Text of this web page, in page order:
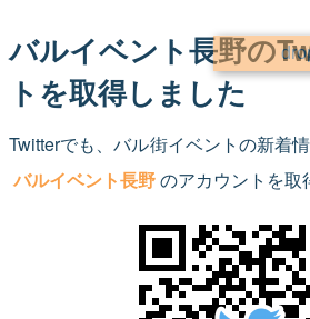
バルイベント長野の
トを取得しました
Twitterでも、バル街イベントの新着
バルイベント長野のアカウントを取